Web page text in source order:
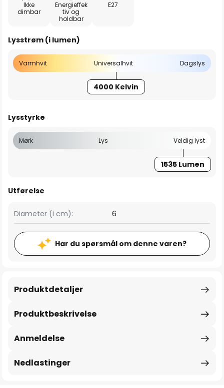
Ikke
dimbar
Energieffek
tiv og
holdbar
E27
Lysstrøm (i lumen)
Varmhvit Universalhvit Dagslys
4000 Kelvin
Lysstyrke
Mørk Lys Veldig lyst
1535 Lumen
Utførelse
Diameter (i cm): 6
Har du spørsmål om denne varen?
Produktbeskrivelse
Produktdetaljer
Anmeldelse
Nedlastinger